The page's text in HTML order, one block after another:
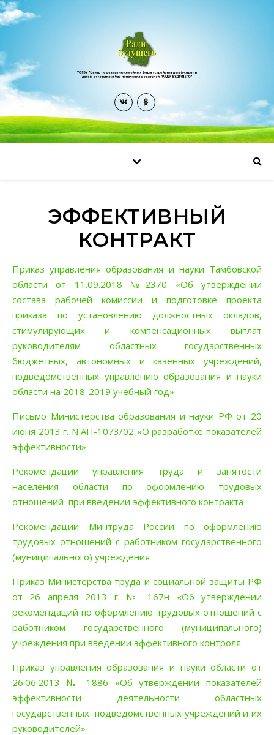
ЭФФЕКТИВНЫЙ
КОНТРАКТ
Приказ управления образования и науки Тамбовской
области от 11.09.2018 №2370 «Об утверждении
состава рабочей комиссии и подготовке проекта
приказа по установлению должностных окладов,
стимулирующих и компенсационных выплат
руководителям областных государственных
бюджетных, автономных и казенных учреждений,
подведомственных управлению образования и науки
области на 2018-2019 учебный год»
Письмо Министерства образования и науки РФ от 20
июня 2013 г. N АП-1073/02 «О разработке показателей
эффективности»
Рекомендации управления труда и занятости
населения области по оформлению трудовых
отношений при введении эффективного контракта
Рекомендации Минтруда России по оформлению
трудовых отношений с работником государственного
(муниципального) учреждения
Приказ Министерства труда и социальной защиты РФ
от 26 апреля 2013 г. № 167н «Об утверждении
рекомендаций по оформлению трудовых отношений с
работником государственного (муниципального)
учреждения при введении эффективного контроля
Приказ управления образования и науки области от
26.06.2013 № 1886 «Об утверждении показателей
эффективности деятельности областных
государственных подведомственных учреждений и их
руководителей»